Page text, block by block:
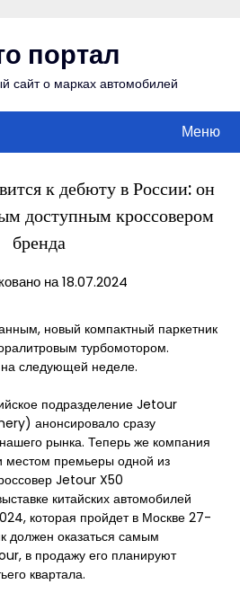
портал
сайт о марках автомобилей
Меню
к дебюту в России: он
доступным кроссовером
бренда
на 18.07.2024
новый компактный паркетник
турбомотором.
следующей неделе.
подразделение Jetour
анонсировало сразу
рынка. Теперь же компания
местом премьеры одной из
Jetour X50
китайских автомобилей
которая пройдет в Москве 27-
должен оказаться самым
в продажу его планируют
квартала.